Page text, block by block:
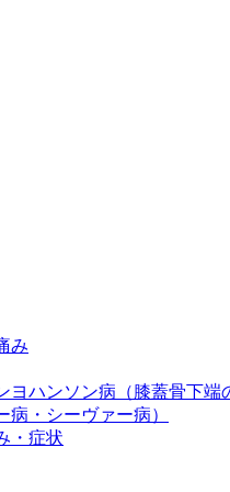
み
ヨハンソン病（膝蓋骨下端
病・シーヴァー病）
・症状